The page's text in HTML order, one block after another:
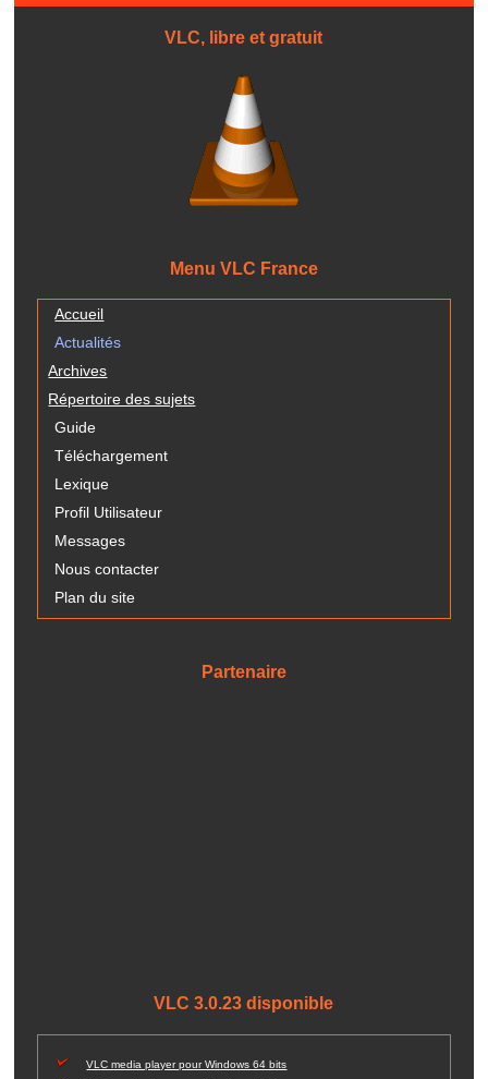
VLC, libre et gratuit
Menu VLC France
Accueil
Actualités
Archives
Répertoire des sujets
Guide
Téléchargement
Lexique
Profil Utilisateur
Messages
Nous contacter
Plan du site
Partenaire
VLC 3.0.23 disponible
VLC media player pour Windows 64 bits